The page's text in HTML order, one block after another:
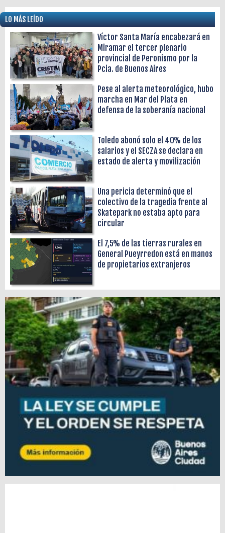
LO MÁS LEÍDO
Víctor Santa María encabezará en
Miramar el tercer plenario
provincial de Peronismo por la
Pcia. de Buenos Aires
Pese al alerta meteorológico, hubo
marcha en Mar del Plata en
defensa de la soberanía nacional
Toledo abonó solo el 40% de los
salarios y el SECZA se declara en
estado de alerta y movilización
Una pericia determinó que el
colectivo de la tragedia frente al
Skatepark no estaba apto para
circular
El 7,5% de las tierras rurales en
General Pueyrredon está en manos
de propietarios extranjeros